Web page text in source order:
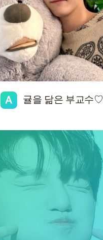
귤을 닮은 부교수♡